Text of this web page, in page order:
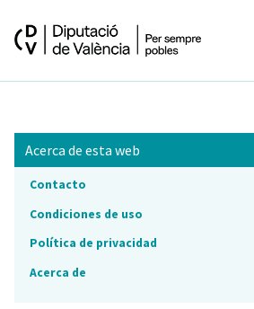
Acerca de esta web
Contacto
Condiciones de uso
Política de privacidad
Acerca de